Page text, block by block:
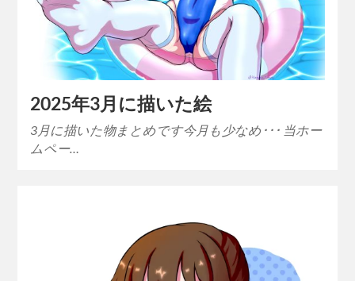
2025年3月に描いた絵
3月に描いた物まとめです今月も少なめ･･･ 当ホー
ムペー…